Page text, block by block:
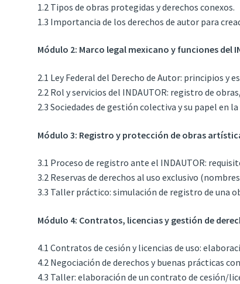
1.2 Tipos de obras protegidas y derechos conexos.
1.3 Importancia de los derechos de autor para
Módulo 2: Marco legal mexicano y funciones del
2.1 Ley Federal del Derecho de Autor: principios y
2.2 Rol y servicios del INDAUTOR: registro de
2.3 Sociedades de gestión colectiva y su papel en
Módulo 3: Registro y protección de obras
3.1 Proceso de registro ante el INDAUTOR:
3.2 Reservas de derechos al uso exclusivo
3.3 Taller práctico: simulación de registro de una
Módulo 4: Contratos, licencias y gestión de
4.1 Contratos de cesión y licencias de uso:
4.2 Negociación de derechos y buenas prácticas
4.3 Taller: elaboración de un contrato de cesión/